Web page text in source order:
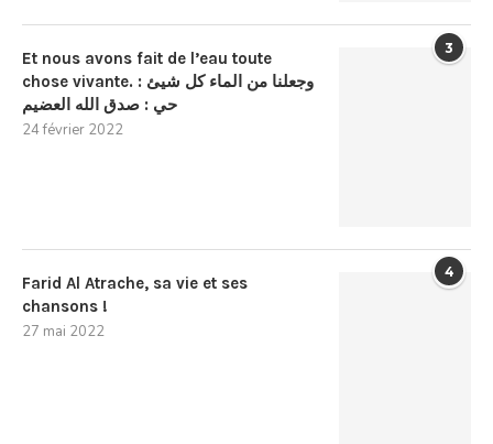
3
Et nous avons fait de l’eau toute
chose vivante. : وجعلنا من الماء كل شيئ
حي : صدق الله العضيم
24 février 2022
4
Farid Al Atrache, sa vie et ses
chansons !
27 mai 2022